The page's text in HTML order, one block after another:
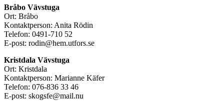
Bråbo Vävstuga
Ort: Bråbo
Kontaktperson: Anita Rödin
Telefon: 0491-710 52
E-post: rodin@hem.utfors.se
Kristdala Vävstuga
Ort: Kristdala
Kontaktperson: Marianne Käfer
Telefon: 076-836 33 46
E-post: skogsfe@mail.nu